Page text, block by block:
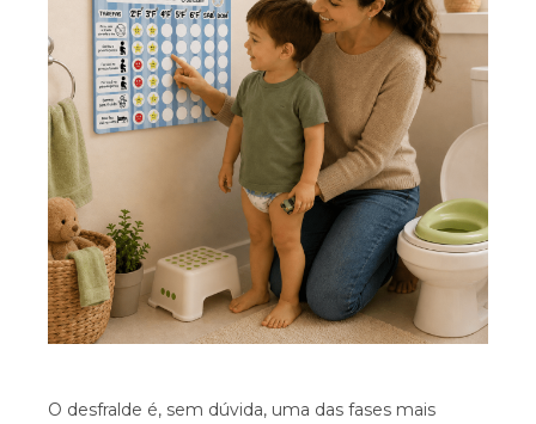
O desfralde é, sem dúvida, uma das fases mais